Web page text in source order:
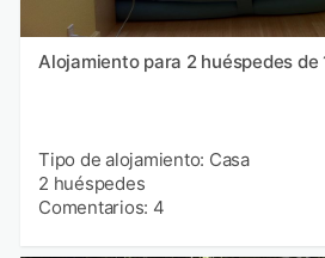
Alojamiento para 2 huéspedes de
Tipo de alojamiento: Casa
2 huéspedes
Comentarios: 4